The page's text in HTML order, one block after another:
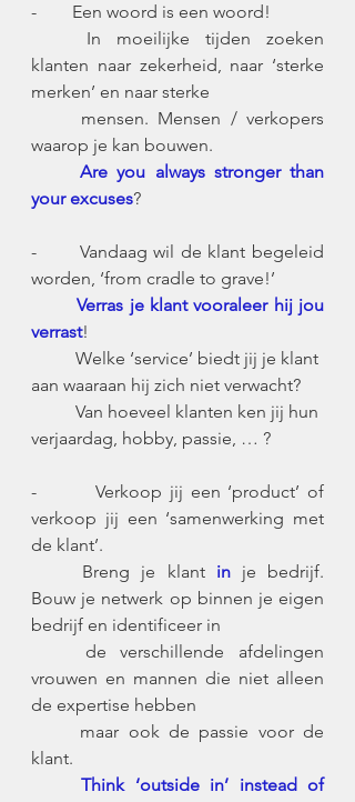
-        Een woord is een woord!
klanten naar zekerheid, naar ‘sterke
merken’ en naar sterke
waarop je kan bouwen.
Are you always stronger than
your excuses?
-       Vandaag wil de klant begeleid
worden, ‘from cradle to grave!’
Verras je klant vooraleer hij jou
verrast!
aan waaraan hij zich niet verwacht?
verjaardag, hobby, passie, … ?
-        Verkoop jij een ‘product’ of
verkoop jij een ‘samenwerking met
de klant’.
	Breng je klant
in je bedrijf.
Bouw je netwerk op binnen je eigen
bedrijf en identificeer in
vrouwen en mannen die niet alleen
de expertise hebben
klant.
Think ‘outside in’ instead of